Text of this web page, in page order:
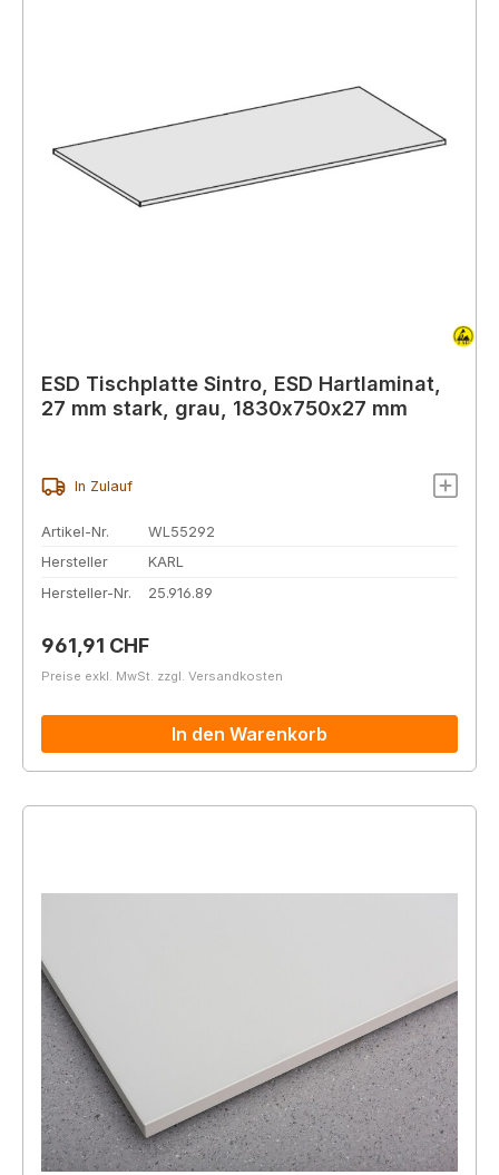
ESD Tischplatte Sintro, ESD Hartlaminat,
27 mm stark, grau, 1830x750x27 mm
In Zulauf
Artikel-Nr.
WL55292
Hersteller
KARL
Hersteller-Nr.
25.916.89
Regulärer Preis:
961,91 CHF
Preise exkl. MwSt. zzgl. Versandkosten
In den Warenkorb